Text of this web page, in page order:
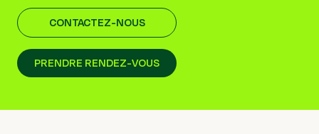
CONTACTEZ-NOUS
PRENDRE RENDEZ-VOUS